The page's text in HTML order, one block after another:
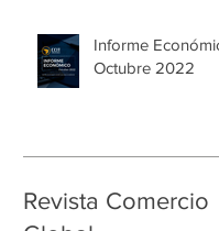
Informe
Octubre 2022
Revista Comercio